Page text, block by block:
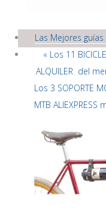
Las Mejores
« Los 11
ALQUILER del
Los 3 SOPORTE
MTB